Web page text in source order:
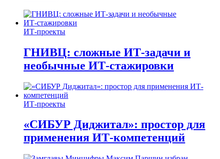
ИТ-проекты
ГНИВЦ: сложные ИТ‑задачи и
необычные ИТ‑стажировки
ИТ-проекты
«СИБУР Диджитал»: простор для
применения ИТ-компетенций